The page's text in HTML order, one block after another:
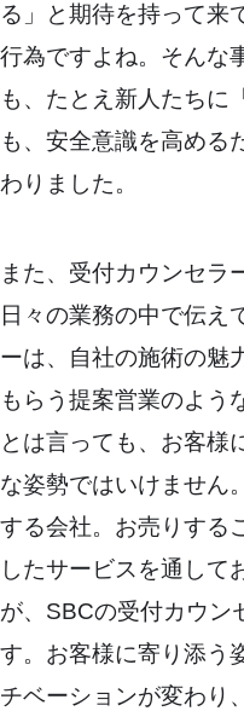
る」と期待を持って来
行為ですよね。そんな
も、たとえ新人たちに
も、安全意識を高める
わりました。
また、受付カウンセラ
日々の業務の中で伝え
ーは、自社の施術の魅
もらう提案営業のよう
とは言っても、お客様
な姿勢ではいけません
する会社。お売りする
したサービスを通して
が、SBCの受付カウン
す。お客様に寄り添う
チベーションが変わり